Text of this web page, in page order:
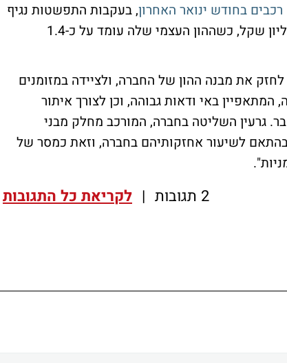
רכבים בחודש ינואר האחרון, בעקבות התפשטות נגיף
הקורונה. החברה נסחרת לפי שווי שוק של 812 מיליון שקל, כשההון העצמי שלה עומד על כ-1.4
את מבנה ההון של החברה, ולציידה במזומנים
באי ודאות גבוהה, וכן לצורך איתור
גרעין השליטה בחברה, המורכב מחלק מבני
לשיעור אחזקותיהם בחברה, וזאת כמסר של
2 תגובות | לקריאת כל התגובות